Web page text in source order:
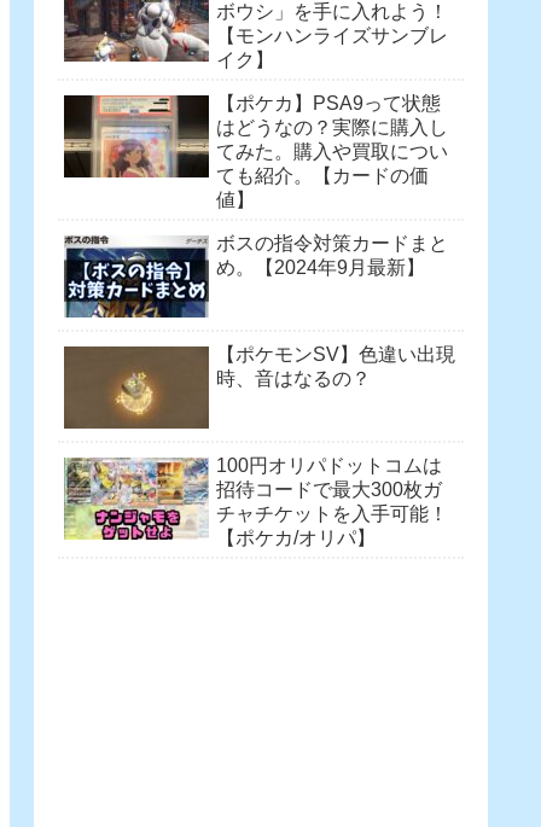
ボウシ」を手に入れよう！
【モンハンライズサンブレ
イク】
【ポケカ】PSA9って状態
はどうなの？実際に購入し
てみた。購入や買取につい
ても紹介。【カードの価
値】
ボスの指令対策カードまと
め。【2024年9月最新】
【ポケモンSV】色違い出現
時、音はなるの？
100円オリパドットコムは
招待コードで最大300枚ガ
チャチケットを入手可能！
【ポケカ/オリパ】